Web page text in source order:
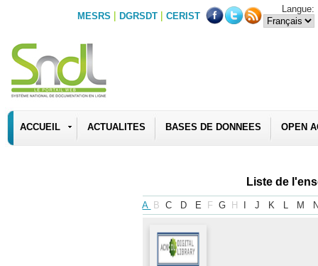
MESRS | DGRSDT | CERIST
Langue:
ACCUEIL ACTUALITES BASES DE DONNEES OPEN
Liste de
A B C D E F G H J K L M